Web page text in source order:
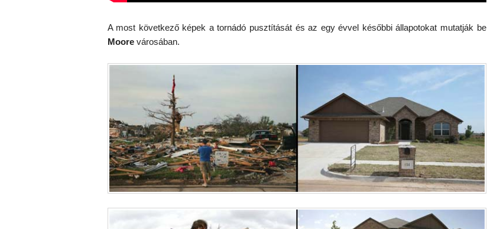
A most következő képek a tornádó pusztítását és az egy évvel későbbi állapotokat mutatják be
Moorevárosában.